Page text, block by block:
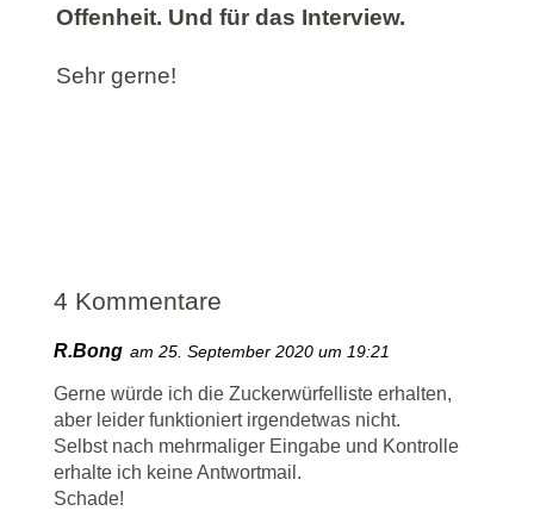
Offenheit. Und für das Interview.
Sehr gerne!
4 Kommentare
R.Bong am 25. September 2020 um 19:21
Gerne würde ich die Zuckerwürfelliste erhalten,
aber leider funktioniert irgendetwas nicht.
Selbst nach mehrmaliger Eingabe und Kontrolle
erhalte ich keine Antwortmail.
Schade!